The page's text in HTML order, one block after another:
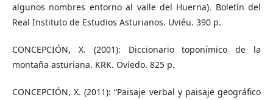
algunos nombres entorno al valle del Huerna). Boletín del
Real Instituto de Estudios Asturianos. Uviéu. 390 p.
CONCEPCIÓN, X. (2001): Diccionario toponímico de la
montaña asturiana. KRK. Oviedo. 825 p.
CONCEPCIÓN, X. (2011): “Paisaje verbal y paisaje geográfico